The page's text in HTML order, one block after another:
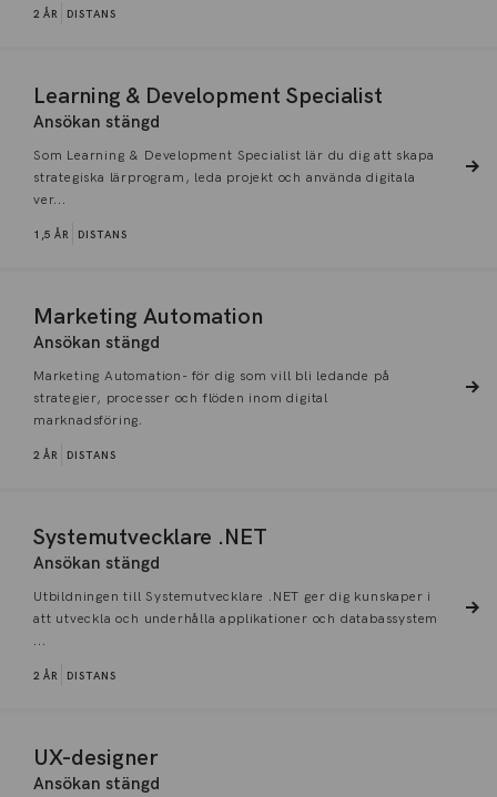
2 ÅR DISTANS
Learning & Development Specialist
Ansökan stängd
Som Learning & Development Specialist lär du dig att skapa
strategiska lärprogram, leda projekt och använda digitala
ver...
1,5 ÅR DISTANS
Marketing Automation
Ansökan stängd
Marketing Automation- för dig som vill bli ledande på
strategier, processer och flöden inom digital
marknadsföring.
2 ÅR DISTANS
Systemutvecklare .NET
Ansökan stängd
Utbildningen till Systemutvecklare .NET ger dig kunskaper i
att utveckla och underhålla applikationer och databassystem
...
2 ÅR DISTANS
UX-designer
Ansökan stängd